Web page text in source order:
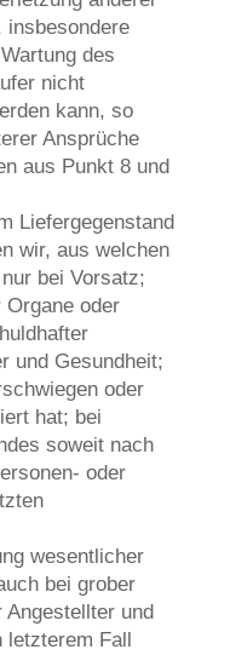
insbesondere
des
nicht
kann, so
Ansprüche
aus Punkt 8 und
Liefergegenstand
wir, aus welchen
bei Vorsatz;
oder
und Gesundheit;
oder
hat; bei
soweit nach
oder
wesentlicher
bei grober
und
letzterem Fall